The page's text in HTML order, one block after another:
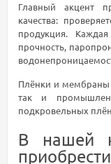
Главный акцент
качества:
продукция.
прочность,
Плёнки и мембраны
так и
подкровельных
В нашей